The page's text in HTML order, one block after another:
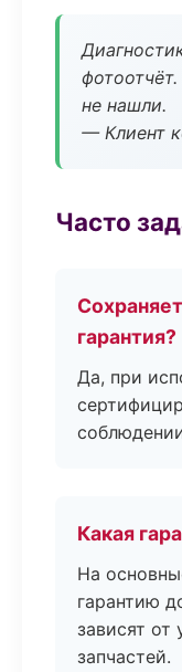
не нашли.
— Клиент
Часто
гарантия?
Да, при
Какая
На
гарантию
зависят от
запчастей.